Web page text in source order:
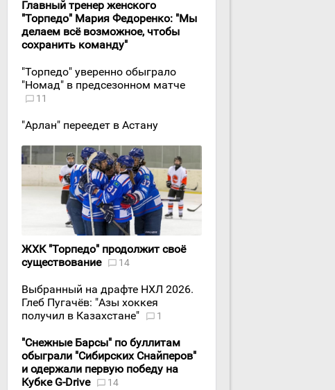
Главный тренер женского
"Торпедо" Мария Федоренко: "Мы
делаем всё возможное, чтобы
сохранить команду"
"Торпедо" уверенно обыграло
"Номад" в предсезонном матче
11
"Арлан" переедет в Астану
ЖХК "Торпедо" продолжит своё
существование
14
Выбранный на драфте НХЛ 2026.
Глеб Пугачёв: "Азы хоккея
получил в Казахстане"
1
"Снежные Барсы" по буллитам
обыграли "Сибирских Снайперов"
и одержали первую победу на
Кубке G-Drive
14